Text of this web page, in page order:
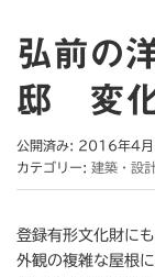
弘前の
邸 変化
公開済み: 2016年4
カテゴリー: 建築・設
登録有形文化財に
外観の複雑な屋根